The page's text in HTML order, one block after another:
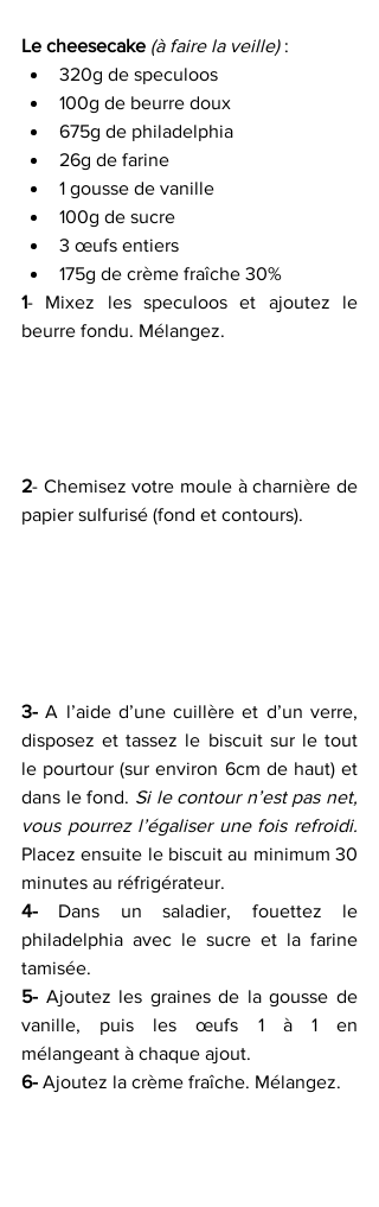
Le cheesecake (à faire la veille) :
320g de speculoos
100g de beurre doux
675g de philadelphia
26g de farine
1 gousse de vanille
100g de sucre
3 œufs entiers
175g de crème fraîche 30%
1- Mixez les speculoos et ajoutez le
beurre fondu. Mélangez.
2- Chemisez votre moule à charnière de
papier sulfurisé (fond et contours).
3- A l’aide d’une cuillère et d’un verre,
disposez et tassez le biscuit sur le tout
le pourtour (sur environ 6cm de haut) et
dans le fond. Si le contour n’est pas net,
vous pourrez l’égaliser une fois refroidi.
Placez ensuite le biscuit au minimum 30
minutes au réfrigérateur.
4- Dans un saladier, fouettez le
philadelphia avec le sucre et la farine
tamisée.
5- Ajoutez les graines de la gousse de
vanille, puis les œufs 1 à 1 en
mélangeant à chaque ajout.
6- Ajoutez la crème fraîche. Mélangez.